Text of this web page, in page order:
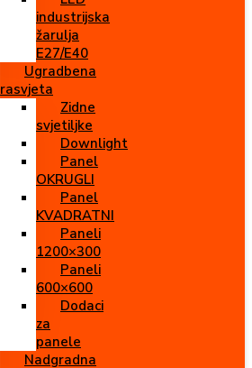
industrijska
žarulja
E27/E40
Ugradbena
rasvjeta
Zidne
svjetiljke
Downlight
Panel
OKRUGLI
Panel
KVADRATNI
Paneli
1200×300
Paneli
600×600
Dodaci
za
panele
Nadgradna